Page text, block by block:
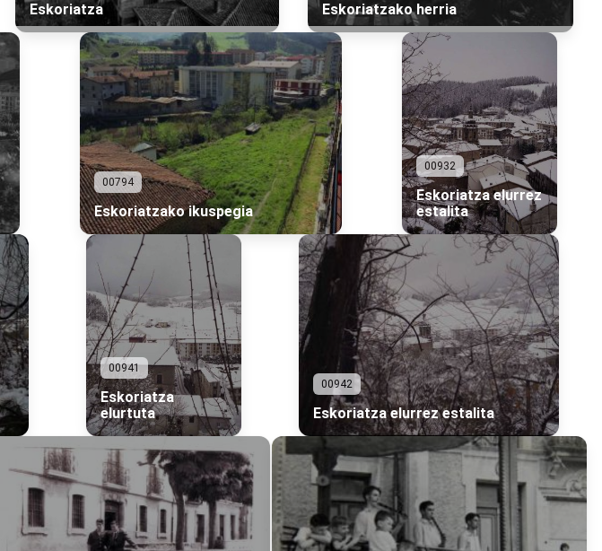
Eskoriatza Eskoriatzako herria
00794
Eskoriatzako ikuspegia
00932
Eskoriatza elurrez
estalita
00941
Eskoriatza
elurtuta
00942
Eskoriatza elurrez estalita